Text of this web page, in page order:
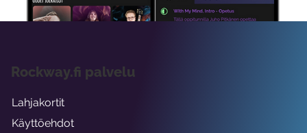
Rockway.fi palvelu
Lahjakortit
Käyttöehdot